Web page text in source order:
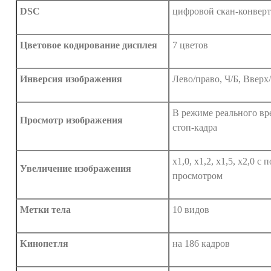
DSC цифровой скан-
Цветовое кодирование дисплея 7 цветов
Инверсия изображения Лево/право, Ч/Б,
Просмотр изображения
В режиме реального
стоп-кадра
Увеличение изображения
х1,0, х1,2, х1,5, х2,0 с
просмотром
Метки тела 10 видов
Кинопетля на 186 кадров